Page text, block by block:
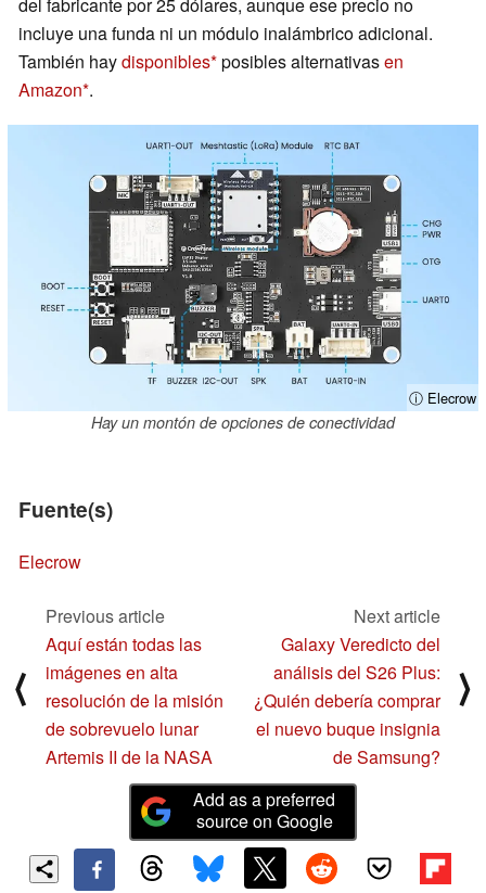
incluye una funda ni un módulo inalámbrico adicional.
También haydisponibles posibles alternativasen
Amazon .
ⓘ Elecrow
Hay un montón de opciones de conectividad
Fuente(s)
Elecrow
⟨
Previous article
Aquí están todas las
imágenes en alta
resolución de la misión
de sobrevuelo lunar
Artemis II de la NASA
Next article
Galaxy Veredicto del
análisis del S26 Plus:
¿Quién debería comprar
el nuevo buque insignia
de Samsung?
⟩
Add as a preferred
source on Google